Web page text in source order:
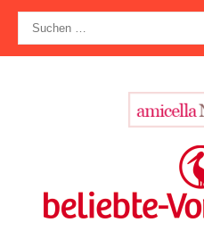
Zum
Inhalt
springen
nach: